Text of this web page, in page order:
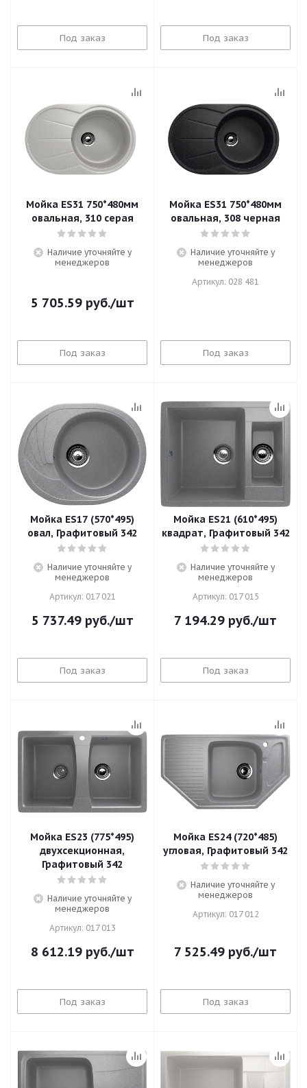
Под заказ Под заказ
Мойка ES31 750*480мм
овальная, 310 серая
Наличие уточняйте у
менеджеров
5 705.59руб./шт
Под заказ
Мойка ES31 750*480мм
овальная, 308 черная
Наличие уточняйте у
менеджеров
Артикул: 028 481
Под заказ
Мойка ES17 (570*495)
овал, Графитовый 342
Наличие уточняйте у
менеджеров
Артикул: 017 021
5 737.49руб./шт
Под заказ
Мойка ES21 (610*495)
квадрат, Графитовый 342
Наличие уточняйте у
менеджеров
Артикул: 017 015
7 194.29 руб./шт
Под заказ
Мойка ES23 (775*495)
двухсекционная,
Графитовый 342
Наличие уточняйте у
менеджеров
Артикул: 017 013
8 612.19руб./шт
Под заказ
Мойка ES24 (720*485)
угловая, Графитовый 342
Наличие уточняйте у
менеджеров
Артикул: 017 012
7 525.49 руб./шт
Под заказ